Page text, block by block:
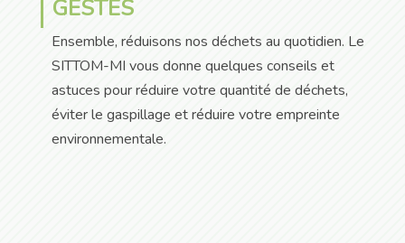
GESTES
Ensemble, réduisons nos déchets au quotidien. Le
SITTOM-MI vous donne quelques conseils et
astuces pour réduire votre quantité de déchets,
éviter le gaspillage et réduire votre empreinte
environnementale.